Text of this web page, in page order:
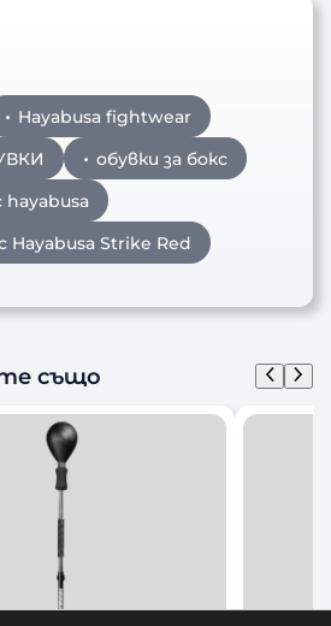
Hayabusa fightwear
обувки за бокс
hayabusa
Hayabusa Strike Red
също